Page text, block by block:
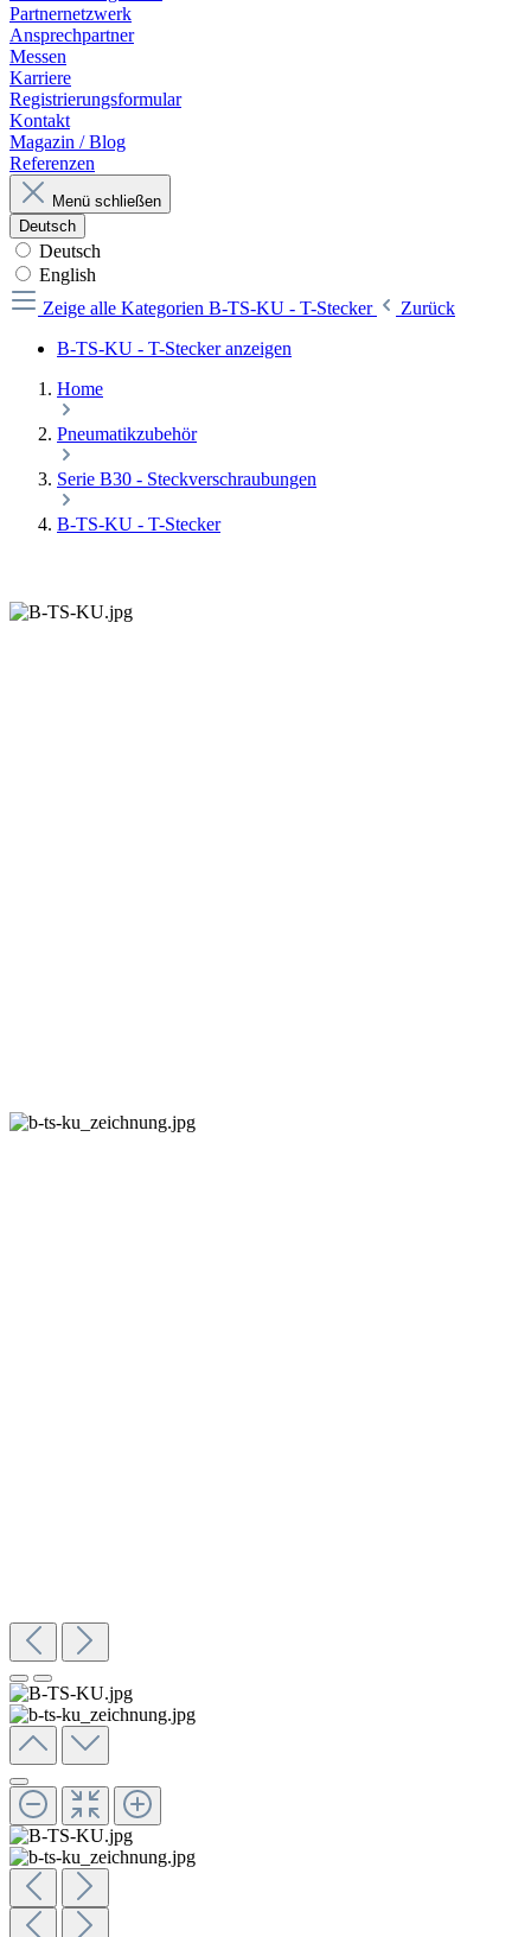
Partnernetzwerk
Ansprechpartner
Messen
Karriere
Registrierungsformular
Kontakt
Magazin / Blog
Referenzen
Menü schließen
Deutsch
Deutsch
English
Zeige alle Kategorien B-TS-KU - T-Stecker
Zurück
B-TS-KU - T-Stecker anzeigen
Home
Pneumatikzubehör
Serie B30 - Steckverschraubungen
B-TS-KU - T-Stecker